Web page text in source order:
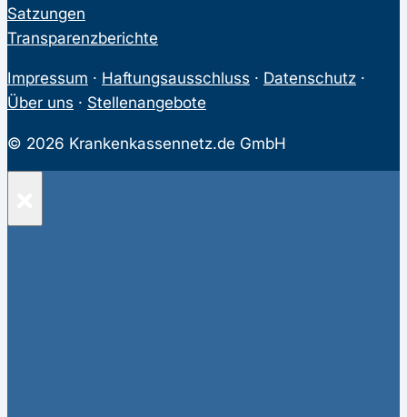
Satzungen
Transparenzberichte
Impressum · Haftungsausschluss · Datenschutz ·
Über uns · Stellenangebote
© 2026 Krankenkassennetz.de GmbH